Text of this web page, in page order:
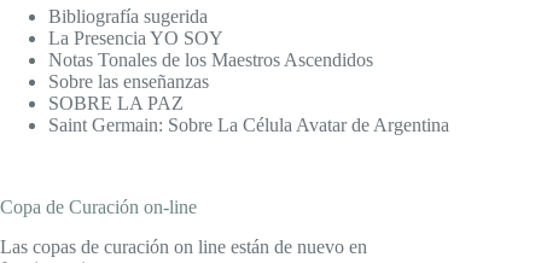
Bibliografía sugerida
La Presencia YO SOY
Notas Tonales de los Maestros Ascendidos
Sobre las enseñanzas
SOBRE LA PAZ
Saint Germain: Sobre La Célula Avatar de Argentina
Copa de Curación on-line
Las copas de curación on line están de nuevo en